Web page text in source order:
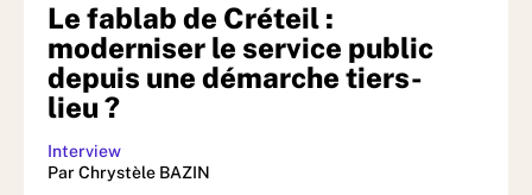
Le fablab de Créteil :
moderniser le service public
depuis une démarche tiers-
lieu ?
Interview
Par Chrystèle BAZIN